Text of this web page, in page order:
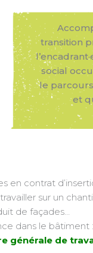
transition
social
le
et
en contrat
sur un
de façades…
dans le
générale de